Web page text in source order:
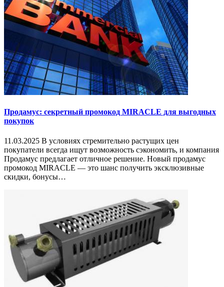
Продамус: секретный промокод MIRACLE для выгодных
покупок
11.03.2025 В условиях стремительно растущих цен
покупатели всегда ищут возможность сэкономить, и компания
Продамус предлагает отличное решение. Новый продамус
промокод MIRACLE — это шанс получить эксклюзивные
скидки, бонусы…